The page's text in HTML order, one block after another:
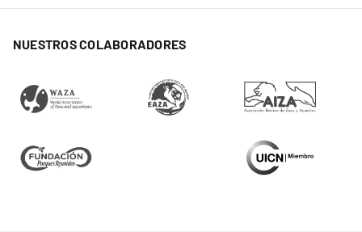
NUESTROS COLABORADORES